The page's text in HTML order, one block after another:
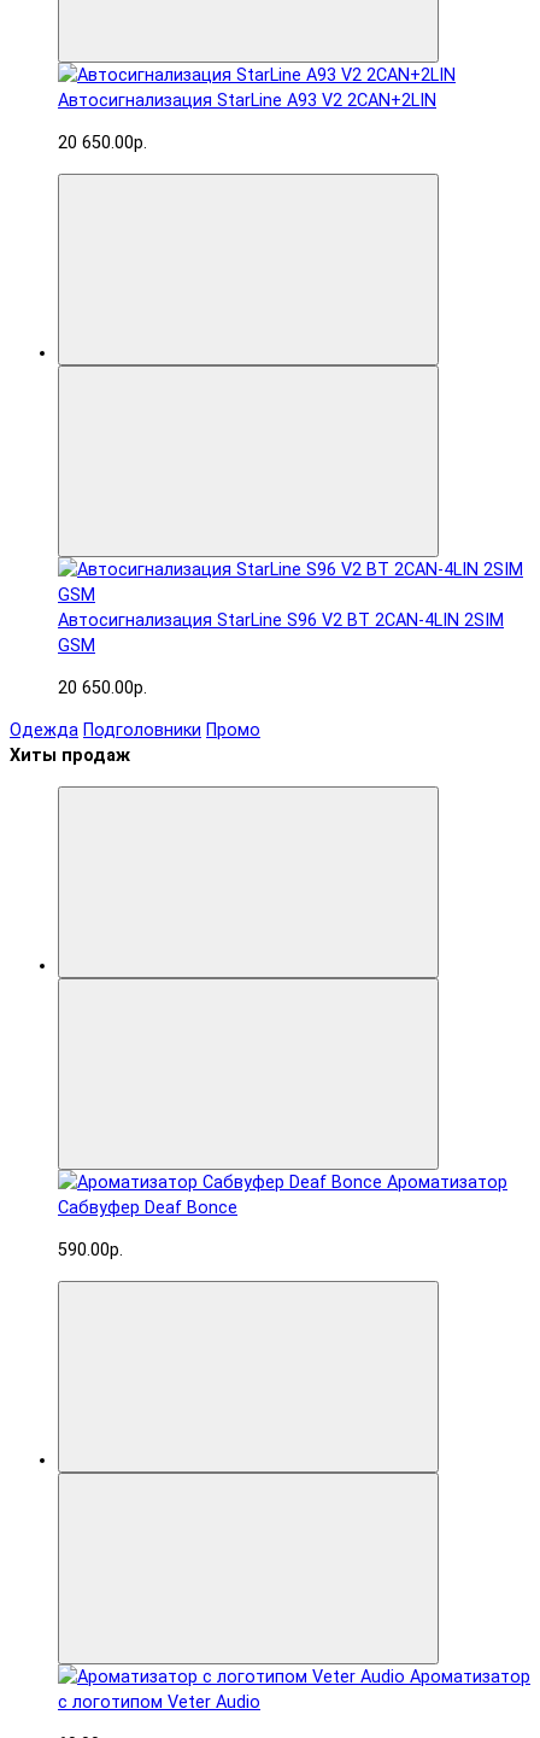
Автосигнализация StarLine A93 V2 2CAN+2LIN
20 650.00р.
Автосигнализация StarLine S96 V2 BT 2CAN-4LIN 2SIM
GSM
20 650.00р.
Одежда Подголовники Промо
Хиты продаж
Ароматизатор
Сабвуфер Deaf Bonce
590.00р.
Ароматизатор
с логотипом Veter Audio